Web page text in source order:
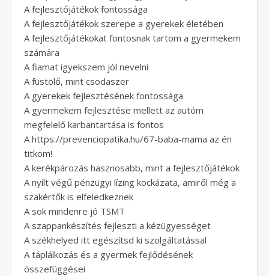
A fejlesztőjátékok fontossága
A fejlesztőjátékok szerepe a gyerekek életében
A fejlesztőjátékokat fontosnak tartom a gyermekem
számára
A fiamat igyekszem jól nevelni
A füstölő, mint csodaszer
A gyerekek fejlesztésének fontossága
A gyermekem fejlesztése mellett az autóm
megfelelő karbantartása is fontos
A https://prevenciopatika.hu/67-baba-mama az én
titkom!
A kerékpározás hasznosabb, mint a fejlesztőjátékok
A nyílt végű pénzügyi lízing kockázata, amiről még a
szakértők is elfeledkeznek
A sok mindenre jó TSMT
A szappankészítés fejleszti a kézügyességet
A székhelyed itt egészítsd ki szolgáltatással
A táplálkozás és a gyermek fejlődésének
összefüggései